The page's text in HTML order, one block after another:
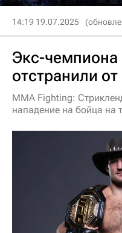
14:19 19.07.2025
Экс-чемпиона
отстранили
MMA Fighting:
нападение на бойца на